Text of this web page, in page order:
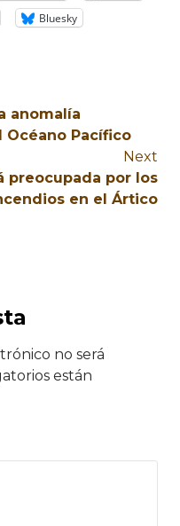
Bluesky
anomalía
Pacífico
Next
preocupada por los
en el Ártico
no será
están